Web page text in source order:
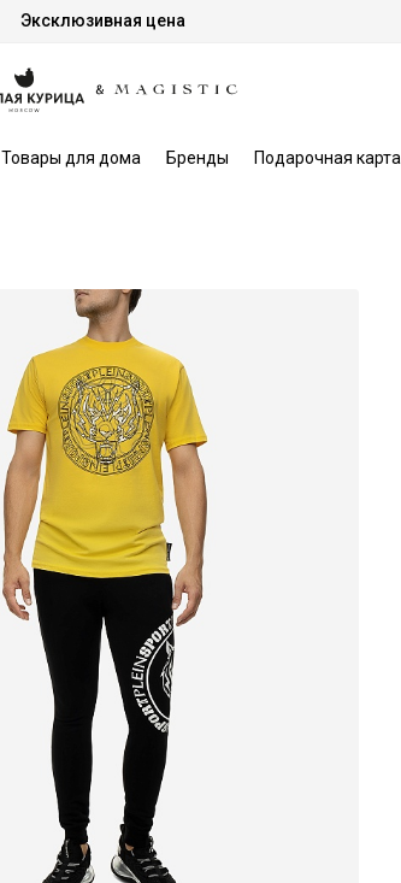
Эксклюзивная цена
Товары для дома Бренды Подарочная карта